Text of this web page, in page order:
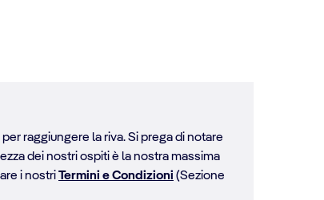
raggiungere la riva. Si prega di notare
dei nostri ospiti è la nostra massima
i nostriTermini e Condizioni (Sezione